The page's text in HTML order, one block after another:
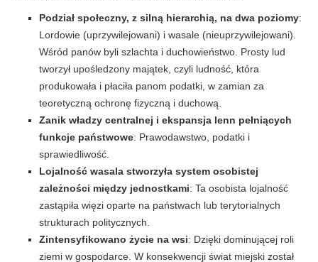
Podział społeczny, z silną hierarchią, na dwa poziomy:
Lordowie (uprzywilejowani) i wasale (nieuprzywilejowani).
Wśród panów byli szlachta i duchowieństwo. Prosty lud
tworzył upośledzony majątek, czyli ludność, która
produkowała i płaciła panom podatki, w zamian za
teoretyczną ochronę fizyczną i duchową.
Zanik władzy centralnej i ekspansja lenn pełniących
funkcje państwowe: Prawodawstwo, podatki i
sprawiedliwość.
Lojalność wasala stworzyła system osobistej
zależności między jednostkami: Ta osobista lojalność
zastąpiła więzi oparte na państwach lub terytorialnych
strukturach politycznych.
Zintensyfikowano życie na wsi: Dzięki dominującej roli
ziemi w gospodarce. W konsekwencji świat miejski został